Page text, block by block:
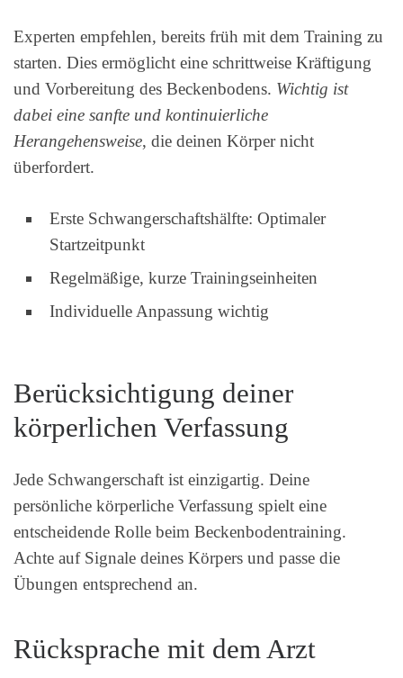
Experten empfehlen, bereits früh mit dem Training zu
starten. Dies ermöglicht eine schrittweise Kräftigung
und Vorbereitung des Beckenbodens. Wichtig ist
dabei eine sanfte und kontinuierliche
Herangehensweise, die deinen Körper nicht
überfordert.
Erste Schwangerschaftshälfte: Optimaler
Startzeitpunkt
Regelmäßige, kurze Trainingseinheiten
Individuelle Anpassung wichtig
Berücksichtigung deiner
körperlichen Verfassung
Jede Schwangerschaft ist einzigartig. Deine
persönliche körperliche Verfassung spielt eine
entscheidende Rolle beim Beckenbodentraining.
Achte auf Signale deines Körpers und passe die
Übungen entsprechend an.
Rücksprache mit dem Arzt